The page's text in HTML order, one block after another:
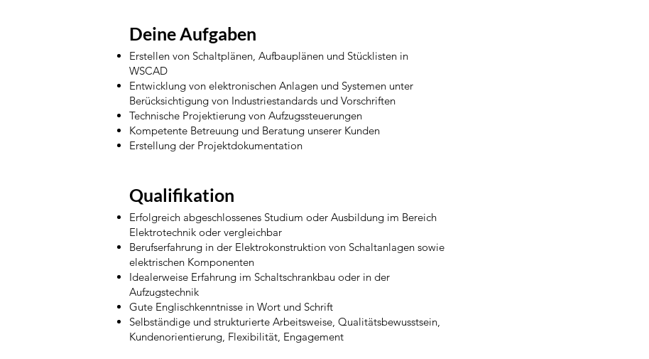
Deine Aufgaben
Erstellen von Schaltplänen, Aufbauplänen und Stücklisten in
WSCAD
Entwicklung von elektronischen Anlagen und Systemen unter
Berücksichtigung von Industriestandards und Vorschriften
Technische Projektierung von Aufzugssteuerungen
Kompetente Betreuung und Beratung unserer Kunden
Erstellung der Projektdokumentation
Qualifikation
Erfolgreich abgeschlossenes Studium oder Ausbildung im Bereich
Elektrotechnik oder vergleichbar
Berufserfahrung in der Elektrokonstruktion von Schaltanlagen sowie
elektrischen Komponenten
Idealerweise Erfahrung im Schaltschrankbau oder in der
Aufzugstechnik
Gute Englischkenntnisse in Wort und Schrift
Selbständige und strukturierte Arbeitsweise, Qualitätsbewusstsein,
Kundenorientierung, Flexibilität, Engagement